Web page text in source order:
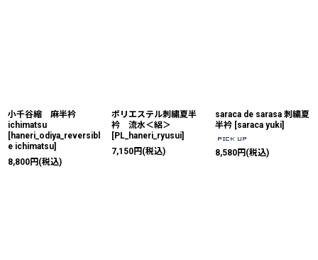
小千谷縮 麻半衿
ichimatsu
[haneri_odiya_reversibl
e ichimatsu]
8,800円 (税込)
ポリエステル刺繍夏半
衿 流水＜絽＞
[PL_haneri_ryusui]
7,150円 (税込)
saraca de sarasa 刺繍夏
半衿 [saraca yuki]
8,580円 (税込)